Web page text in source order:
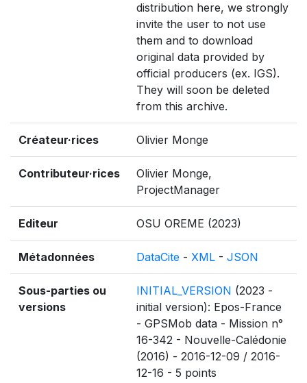
distribution here, we strongly
invite the user to not use
them and to download
original data provided by
official producers (ex. IGS).
They will soon be deleted
from this archive.
Créateur·rices Olivier Monge
Contributeur·rices
Olivier Monge,
ProjectManager
Editeur OSU OREME (2023)
Métadonnées DataCite - XML - JSON
Sous-parties ou
versions
INITIAL_VERSION (2023 -
initial version): Epos-France
- GPSMob data - Mission n°
16-342 - Nouvelle-Calédonie
(2016) - 2016-12-09 / 2016-
12-16 - 5 points